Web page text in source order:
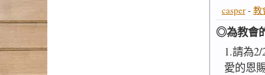
casper- 教
◎為教會
1.請為
愛的恩